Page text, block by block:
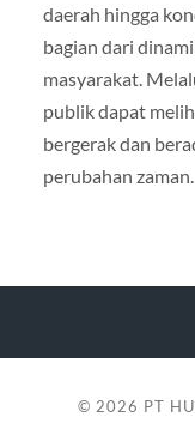
daerah hingga
bagian dari
masyarakat.
publik dapat
bergerak dan
perubahan zaman.
© 2026 PT